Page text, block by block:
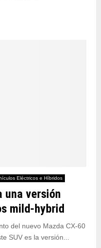
Eléctricos e Híbridos
una versión
mild-hybrid
del nuevo Mazda CX-60
SUV es la versión...